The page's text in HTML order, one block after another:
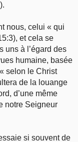
nous, celui « qui
et cela se
uns à l’égard des
humaine, basée
selon le Christ
de la louange
d’une même
notre Seigneur
si souvent de